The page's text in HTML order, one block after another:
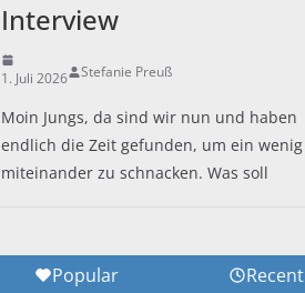
Interview
1. Juli 2026 Stefanie Preuß
Moin Jungs, da sind wir nun und haben
endlich die Zeit gefunden, um ein wenig
miteinander zu schnacken. Was soll
Popular Recent